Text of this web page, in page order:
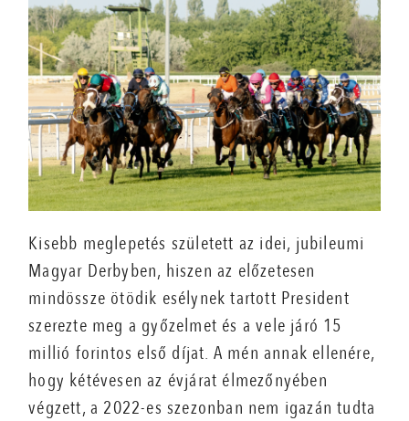
Kisebb meglepetés született az idei, jubileumi
Magyar Derbyben, hiszen az előzetesen
mindössze ötödik esélynek tartott President
szerezte meg a győzelmet és a vele járó 15
millió forintos első díjat. A mén annak ellenére,
hogy kété­vesen az évjárat élmezőnyében
végzett, a 2022-es szezonban nem igazán tudta